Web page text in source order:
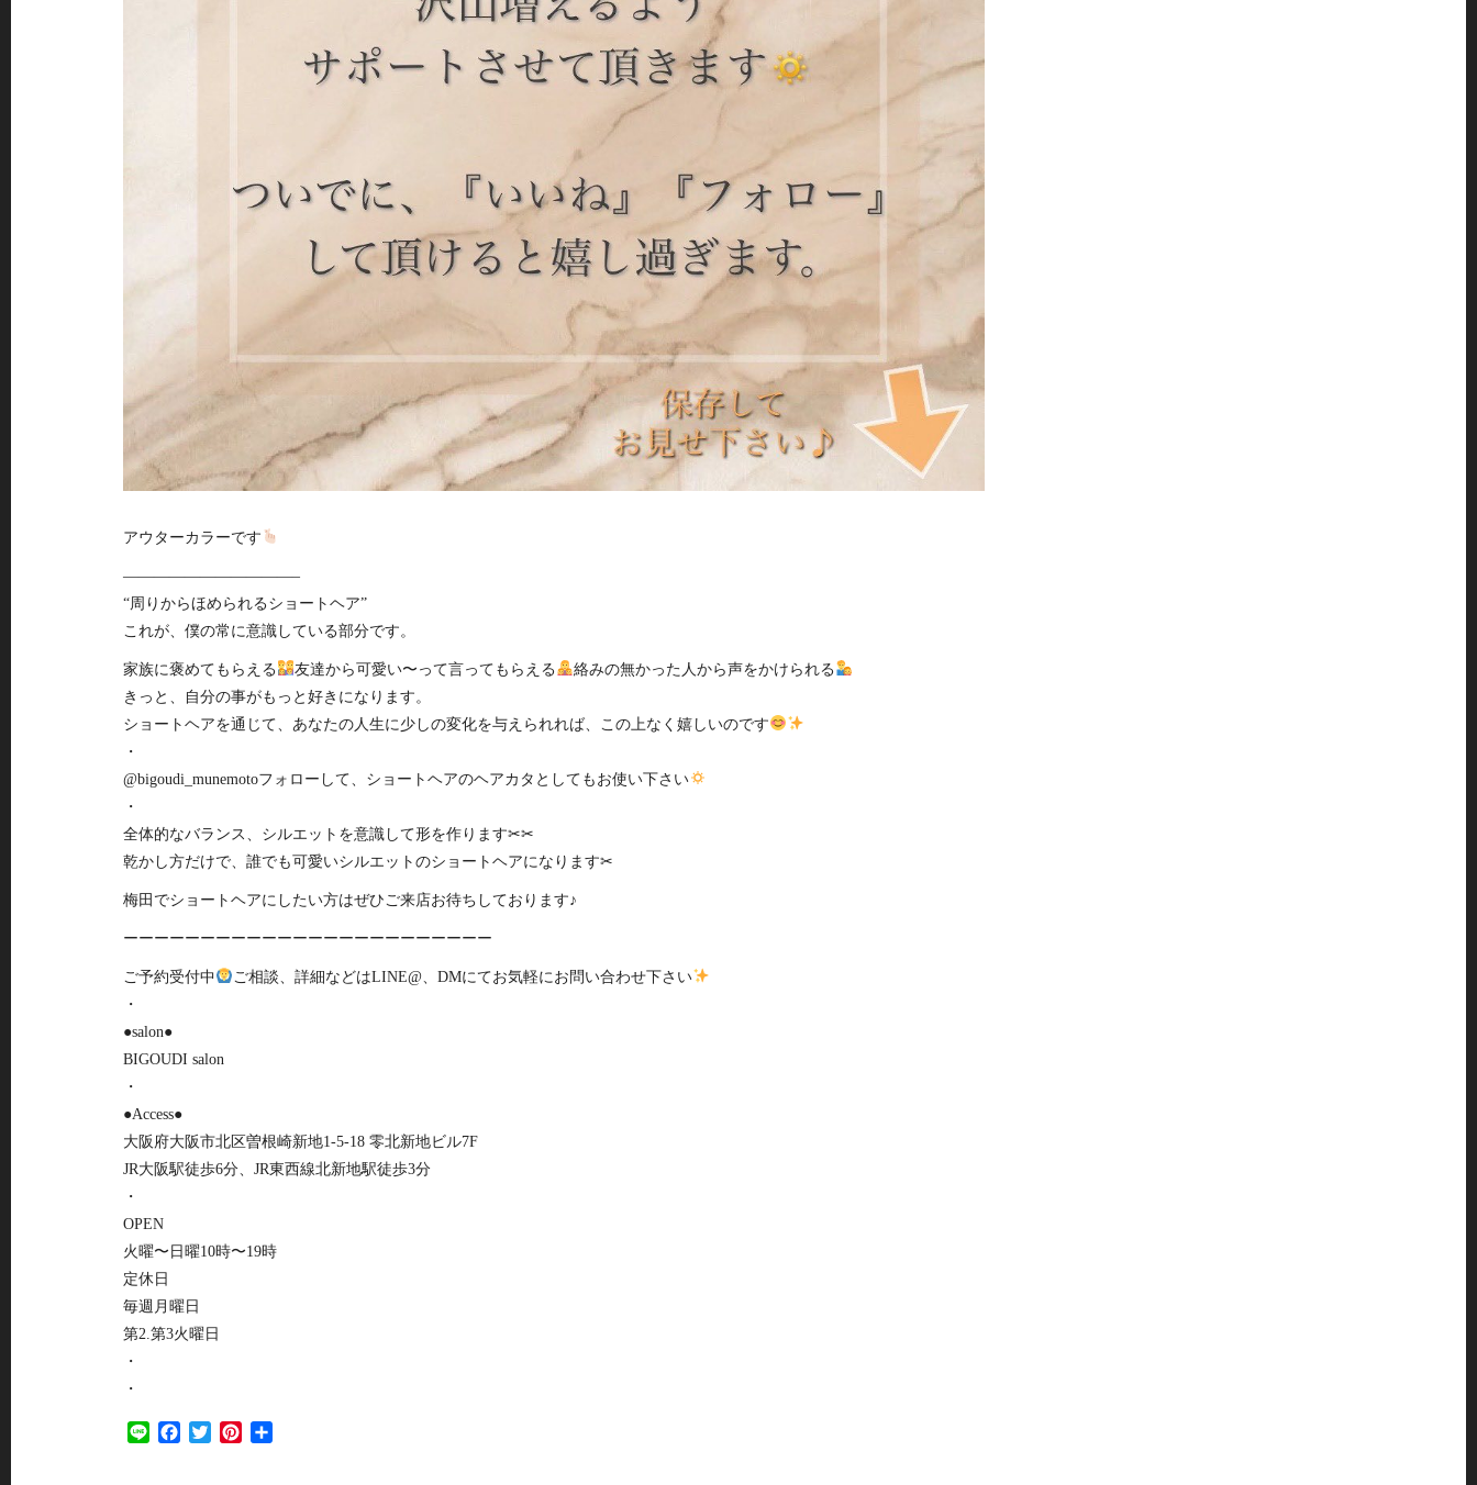
アウターカラーです
———————————–
“周りからほめられるショートヘア”
これが、僕の常に意識している部分です。
家族に褒めてもらえる 友達から可愛い〜って言ってもらえる
絡みの無かった人から声をかけられる
きっと、自分の事がもっと好きになります。
ショートヘアを通じて、あなたの人生に少しの変化を与えられれば、この上なく嬉しいのです
・
@bigoudi_munemotoフォローして、ショートヘアのヘアカタとしてもお使い下さい
・
全体的なバランス、シルエットを意識して形を作ります✂︎✂︎
乾かし方だけで、誰でも可愛いシルエットのショートヘアになります✂︎
梅田でショートヘアにしたい方はぜひご来店お待ちしております♪
ーーーーーーーーーーーーーーーーーーーーーーーー
ご予約受付中
ご相談、詳細などはLINE@、DMにてお気軽にお問い合わせ下さい
・
●salon●
BIGOUDI salon
・
●Access●
大阪府大阪市北区曽根崎新地1-5-18 零北新地ビル7F
JR大阪駅徒歩6分、JR東西線北新地駅徒歩3分
・
OPEN
火曜〜日曜10時〜19時
定休日
毎週月曜日
第2.第3火曜日
・
・
Line FacebookTwitterPinterest